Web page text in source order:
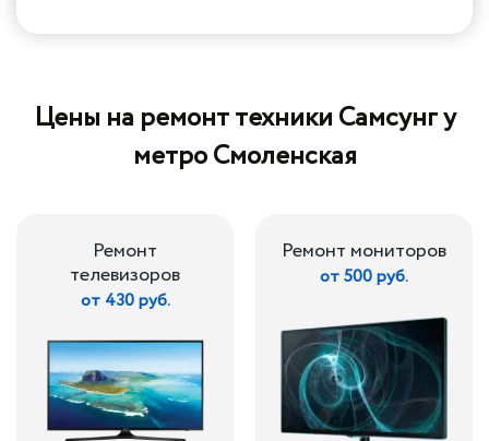
Цены на ремонт техники Самсунг у
метро Смоленская
Ремонт
телевизоров
от 430 руб.
Ремонт мониторов
от 500 руб.